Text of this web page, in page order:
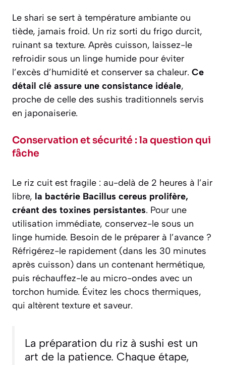
Le shari se sert à température ambiante ou
tiède, jamais froid. Un riz sorti du frigo durcit,
ruinant sa texture. Après cuisson, laissez-le
refroidir sous un linge humide pour éviter
l’excès d’humidité et conserver sa chaleur. Ce
détail clé assure une consistance idéale,
proche de celle des sushis traditionnels servis
en japonaiserie.
Conservation et sécurité : la question qui
fâche
Le riz cuit est fragile : au-delà de 2 heures à l’air
libre, la bactérie Bacillus cereus prolifère,
créant des toxines persistantes. Pour une
utilisation immédiate, conservez-le sous un
linge humide. Besoin de le préparer à l’avance ?
Réfrigérez-le rapidement (dans les 30 minutes
après cuisson) dans un contenant hermétique,
puis réchauffez-le au micro-ondes avec un
torchon humide. Évitez les chocs thermiques,
qui altèrent texture et saveur.
La préparation du riz à sushi est un
art de la patience. Chaque étape,